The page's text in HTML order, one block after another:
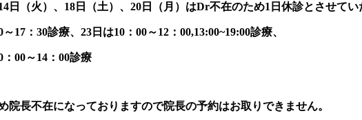
（火）、18日（土）、20日（月） はDr不在のため1日休診とさせてい
17：30診療、23日は10：00～12：00,13:00~19:00診療、
00～14：00診療
院長不在になっておりますので院長の予約はお取りできません。